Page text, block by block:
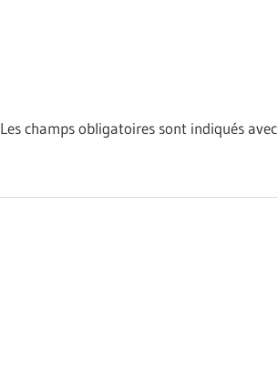
Les champs obligatoires sont indiqués avec